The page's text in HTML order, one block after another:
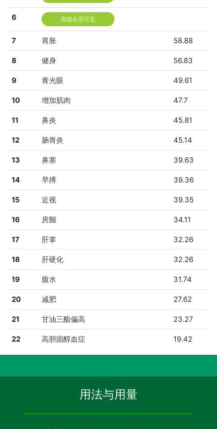
6 高级会员可见
7 胃胀 58.88
8 健身 56.83
9 青光眼 49.61
10 增加肌肉 47.7
11 鼻炎 45.81
12 肠胃炎 45.14
13 鼻塞 39.63
14 早搏 39.36
15 近视 39.35
16 房颤 34.11
17 肝掌 32.26
18 肝硬化 32.26
19 腹水 31.74
20 减肥 27.62
21 甘油三酯偏高 23.27
22 高胆固醇血症 19.42
用法与用量